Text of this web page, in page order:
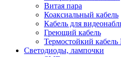
Витая пара
Коаксиальный кабель
Кабель для
Греющий кабель
Термостойкий
Светодиоды, лампочки